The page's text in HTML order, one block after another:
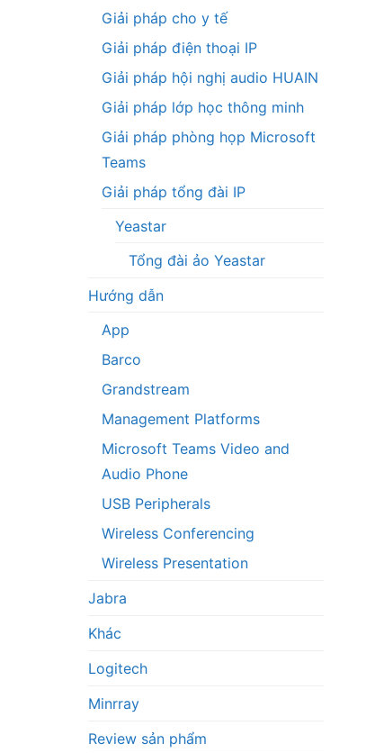
Giải pháp cho y tế
Giải pháp điện thoại IP
Giải pháp hội nghị audio HUAIN
Giải pháp lớp học thông minh
Giải pháp phòng họp Microsoft
Teams
Giải pháp tổng đài IP
Yeastar
Tổng đài ảo Yeastar
Hướng dẫn
App
Barco
Grandstream
Management Platforms
Microsoft Teams Video and
Audio Phone
USB Peripherals
Wireless Conferencing
Wireless Presentation
Jabra
Khác
Logitech
Minrray
Review sản phẩm